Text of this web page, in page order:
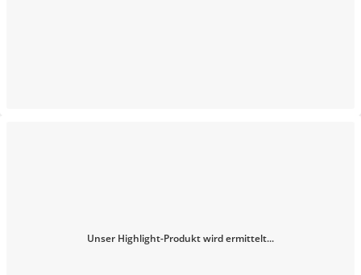
Unser Highlight-Produkt wird ermittelt...